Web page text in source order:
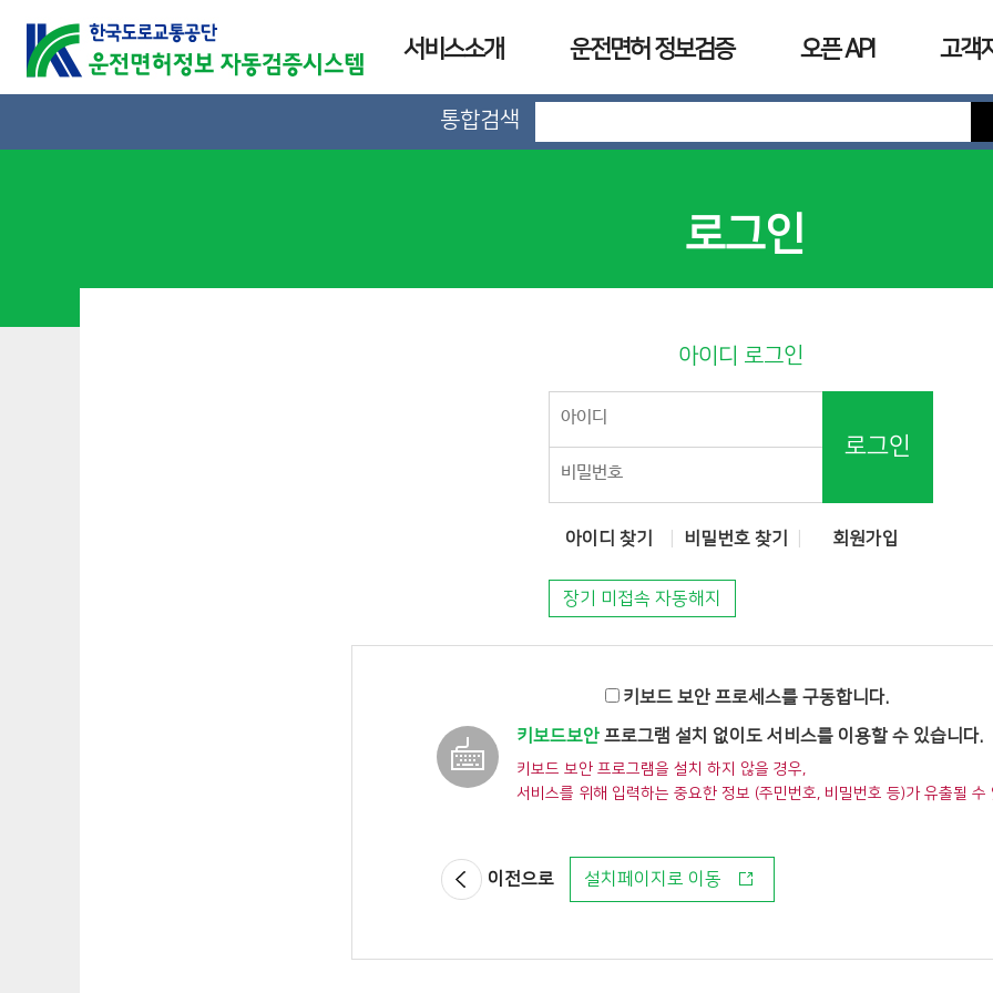
서비스소개 운전면허 정보검증 오픈 API 고객
통합검색
로그인
아이디 로그인
로그인
아이디 찾기 비밀번호 찾기 회원가입
장기 미접속 자동해지
키보드 보안 프로세스를 구동합니다.
키보드보안프로그램 설치 없이도 서비스를 이용할 수 있습니다.
키보드 보안 프로그램을 설치 하지 않을 경우,
서비스를 위해 입력하는 중요한 정보 (주민번호, 비밀번호 등)가 유출될 수
이전으로 설치페이지로 이동